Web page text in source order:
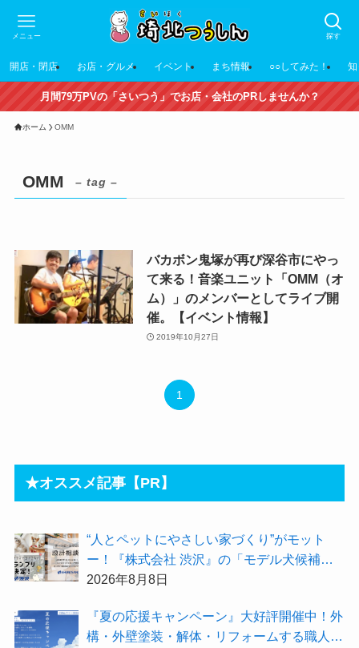
探す
メニュー
開店・閉店 お店・グルメ イベント まち情報 ○○してみた！
月間79万PVの「さいつう」でお店・会社のPRしませんか？
ホーム OMM
OMM – tag –
バカボン鬼塚が再び深谷市にやっ
て来る！音楽ユニット「OMM（オ
ム）」のメンバーとしてライブ開
催。【イベント情報】
2019年10月27日
1
★オススメ記事【PR】
“人とペットにやさしい家づくり”がモット
ー！『株式会社 渋沢』の「モデル犬候補」
が選出されました★『テーマ別 住宅相談
2026年8月8日
『夏の応援キャンペーン』大好評開催中！外
構・外壁塗装・解体・リフォームする職人を